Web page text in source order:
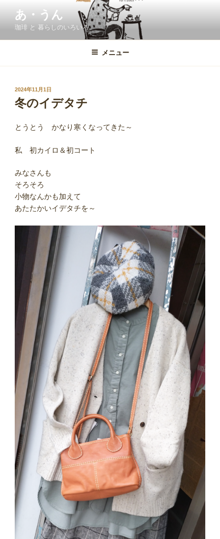
ン
へ
あ・うん
珈琲 と 暮らしのいろいろ
メニュー
投
稿
日:
2024年11月1日
冬のイデタチ
とうとう かなり寒くなってきた～
私 初カイロ＆初コート
みなさんも
そろそろ
小物なんかも加えて
あたたかいイデタチを～